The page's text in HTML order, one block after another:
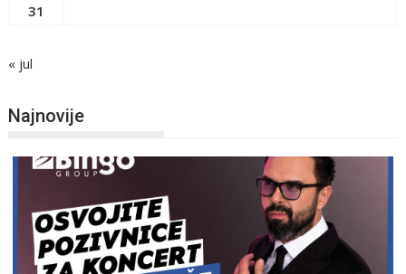
31
« jul
Najnovije